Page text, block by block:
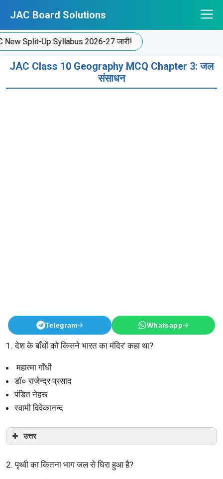
content
JAC Board Solutions
Split-Up Syllabus 2026-27 जारी!
JAC Class 10 Geography MCQ Chapter 3: जल
संसाधन
Telegram Whatsapp
1. देश के बाँधों को किसने भारत का मंदिर’ कहा था?
महात्मा गाँधी
डॉ० राजेन्द्र प्रसाद
पंडित नेहरू
स्वामी विवेकानन्द
उत्तर
2. पृथ्वी का कितना भाग जल से घिरा हुआ है?